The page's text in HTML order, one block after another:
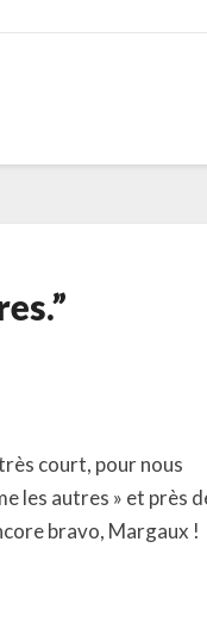
court, pour nous
les autres » et près
bravo, Margaux !